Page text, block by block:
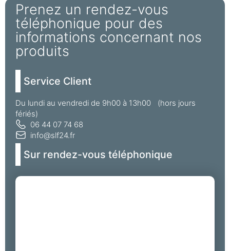
Prenez un rendez-vous
téléphonique pour des
informations concernant nos
produits
Service Client
Du lundi au vendredi de 9h00 à 13h00 (hors jours
fériés)
06 44 07 74 68
info@slf24.fr
Sur rendez-vous téléphonique